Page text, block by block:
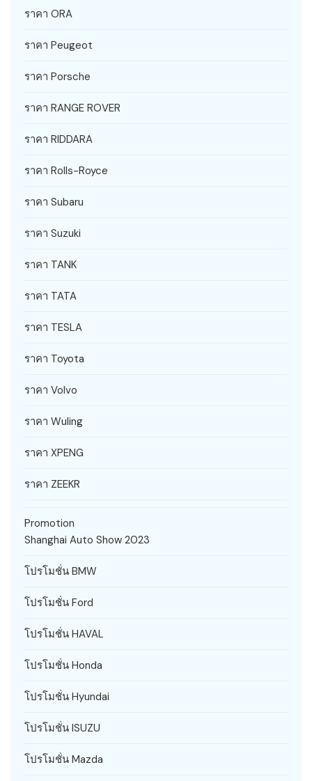
ราคา ORA
ราคา Peugeot
ราคา Porsche
ราคา RANGE ROVER
ราคา RIDDARA
ราคา Rolls-Royce
ราคา Subaru
ราคา Suzuki
ราคา TANK
ราคา TATA
ราคา TESLA
ราคา Toyota
ราคา Volvo
ราคา Wuling
ราคา XPENG
ราคา ZEEKR
Promotion
Shanghai Auto Show 2023
โปรโมชั่น BMW
โปรโมชั่น Ford
โปรโมชั่น HAVAL
โปรโมชั่น Honda
โปรโมชั่น Hyundai
โปรโมชั่น ISUZU
โปรโมชั่น Mazda